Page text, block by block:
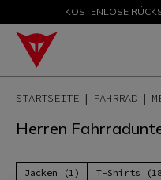
ANGEBOTE BIS
KOSTENLOSE
STARTSEITE FAHRRAD
Herren
Jacken (1) T-Shirts